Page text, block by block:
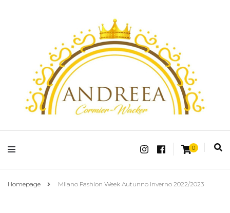
Andreea Charm 0
Homepage Milano Fashion Week Autunno Inverno 2022/2023